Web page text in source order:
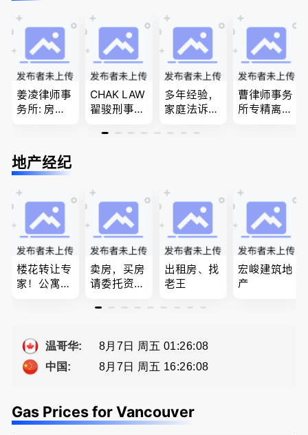
民和魁北克
PEQ60472
08731
团聚，投资
移民以及各
类省提名和
技术移民
问题
姜凌律师事
务所: 房产
法/公司法/
民事商业诉
CHAK LAW
翟骏刑事交
刑事辩护/
多年经验，
家庭法诉
户, 遗产认
语，列治文
陈卓律师事
务所 (ATA L
aw Corpor
ation)
曹律师事务
所专精离
买卖
地产经纪
楼花转让专
家！公寓销
案！
卖房，买房
请委托资深
Summer Sh
评
出租房、找
老王
宏峻建筑地
产
温哥华:
8月7日 周五 01:26:08
中国:
8月7日 周五 16:26:08
Gas Prices for Vancouver